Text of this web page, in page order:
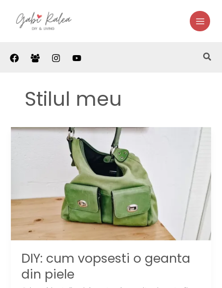
content
Stilul meu
DIY: cum vopsesti o geanta
din piele